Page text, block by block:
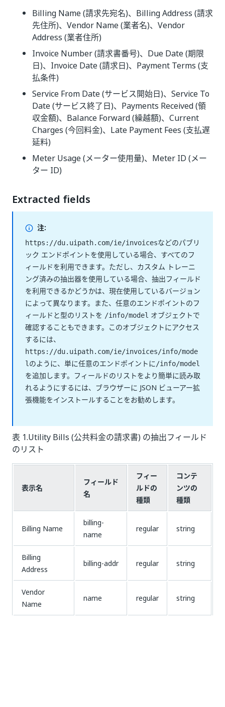
Billing Name (請求先宛名)、Billing Address (請求
先住所)、Vendor Name (業者名)、Vendor
Address (業者住所)
Invoice Number (請求書番号)、Due Date (期限
日)、Invoice Date (請求日)、Payment Terms (支
払条件)
Service From Date (サービス開始日)、Service To
Date (サービス終了日)、Payments Received (領
収金額)、Balance Forward (繰越額)、Current
Charges (今回料金)、Late Payment Fees (支払遅
延料)
Meter Usage (メーター使用量)、Meter ID (メー
ター ID)
Extracted fields
注:
https://du.uipath.com/ie/invoicesなどのパブリ
ック エンドポイントを使用している場合、すべてのフ
ィールドを利用できます。ただし、カスタム トレーニ
ング済みの抽出器を使用している場合、抽出フィールド
を利用できるかどうかは、現在使用しているバージョン
によって異なります。また、任意のエンドポイントのフ
ィールドと型のリストを /info/model オブジェクトで
確認することもできます。このオブジェクトにアクセス
するには、
https://du.uipath.com/ie/invoices/info/mode
lのように、単に任意のエンドポイントに/info/model
を追加します。フィールドのリストをより簡単に読み取
れるようにするには、ブラウザーに JSON ビューアー拡
張機能をインストールすることをお勧めします。
表 1.Utility Bills (公共料金の請求書) の抽出フィールド
のリスト
表示名
フィールド
名
フィー
ルドの
種類
コンテ
ンツの
種類
Billing Name
billing-
name
regular string
Billing
Address
billing-addr regular string
Vendor
Name
name regular string